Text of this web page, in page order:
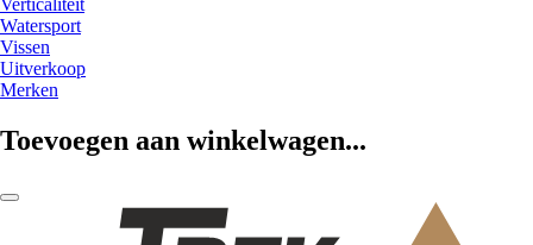
Verticaliteit
Watersport
Vissen
Uitverkoop
Merken
Toevoegen aan winkelwagen...